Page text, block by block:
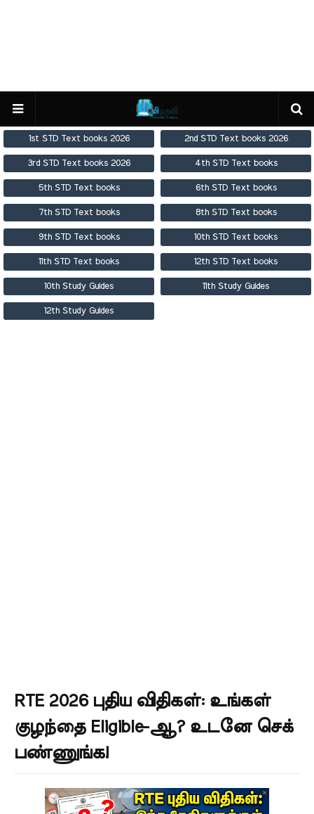
1st STD Text books 2026 2nd STD Text books 2026
3rd STD Text books 2026 4th STD Text books
5th STD Text books 6th STD Text books
7th STD Text books 8th STD Text books
9th STD Text books 10th STD Text books
11th STD Text books 12th STD Text books
10th Study Guides 11th Study Guides
12th Study Guides
RTE 2026 புதிய விதிகள்: உங்கள்
குழந்தை Eligible-ஆ? உடனே செக்
பண்ணுங்க!